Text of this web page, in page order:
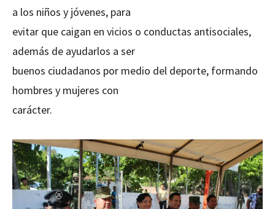
a los niños y jóvenes, para
evitar que caigan en vicios o conductas antisociales,
además de ayudarlos a ser
buenos ciudadanos por medio del deporte, formando
hombres y mujeres con
carácter.